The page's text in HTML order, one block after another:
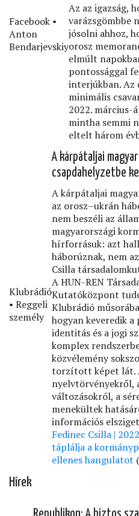
Facebook •
Anton
Bendarjevskiy
Az az igazság,
varázsgömbbe
jósolni ahhoz,
orosz
elmúlt
pontossággal
interjúkban. Az
minimális
2022. március-
mintha semmi
eltelt három
Klubrádió
• Reggeli
személy
A kárpátaljai
csapdahelyzetbe
A kárpátaljai
az orosz–ukrán
nem beszéli az
magyarországi
hírforrásuk: azt
háborúznak, nem
Csilla
A HUN-REN
Kutatóközpont
Klubrádió
hogyan keveredik a
identitás és a jogi
komplex
közvélemény
torzított képet lát.
nyelvtörvényekről,
változásokról, a
menekültek
információs
Fedinec Csilla |
táplálja a
ellenes hangulatot
Hírek